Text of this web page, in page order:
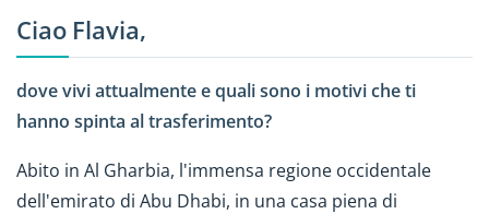
Ciao Flavia,
dove vivi attualmente e quali sono i motivi che ti
hanno spinta al trasferimento?
Abito in Al Gharbia, l'immensa regione occidentale
dell'emirato di Abu Dhabi, in una casa piena di